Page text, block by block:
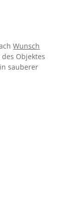
Wunsch
Objektes
in sauberer